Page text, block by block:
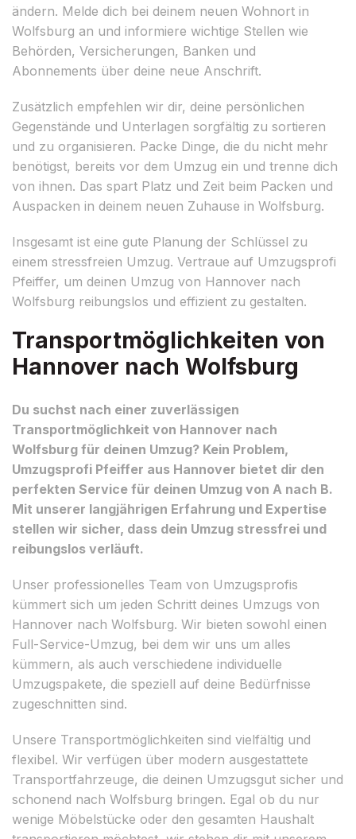
ändern. Melde dich bei deinem neuen Wohnort in
Wolfsburg an und informiere wichtige Stellen wie
Behörden, Versicherungen, Banken und
Abonnements über deine neue Anschrift.
Zusätzlich empfehlen wir dir, deine persönlichen
Gegenstände und Unterlagen sorgfältig zu sortieren
und zu organisieren. Packe Dinge, die du nicht mehr
benötigst, bereits vor dem Umzug ein und trenne dich
von ihnen. Das spart Platz und Zeit beim Packen und
Auspacken in deinem neuen Zuhause in Wolfsburg.
Insgesamt ist eine gute Planung der Schlüssel zu
einem stressfreien Umzug. Vertraue auf Umzugsprofi
Pfeiffer, um deinen Umzug von Hannover nach
Wolfsburg reibungslos und effizient zu gestalten.
Transportmöglichkeiten von
Hannover nach Wolfsburg
Du suchst nach einer zuverlässigen
Transportmöglichkeit von Hannover nach
Wolfsburg für deinen Umzug? Kein Problem,
Umzugsprofi Pfeiffer aus Hannover bietet dir den
perfekten Service für deinen Umzug von A nach B.
Mit unserer langjährigen Erfahrung und Expertise
stellen wir sicher, dass dein Umzug stressfrei und
reibungslos verläuft.
Unser professionelles Team von Umzugsprofis
kümmert sich um jeden Schritt deines Umzugs von
Hannover nach Wolfsburg. Wir bieten sowohl einen
Full-Service-Umzug, bei dem wir uns um alles
kümmern, als auch verschiedene individuelle
Umzugspakete, die speziell auf deine Bedürfnisse
zugeschnitten sind.
Unsere Transportmöglichkeiten sind vielfältig und
flexibel. Wir verfügen über modern ausgestattete
Transportfahrzeuge, die deinen Umzugsgut sicher und
schonend nach Wolfsburg bringen. Egal ob du nur
wenige Möbelstücke oder den gesamten Haushalt